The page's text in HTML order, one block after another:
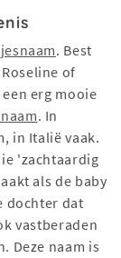
. Best
of
erg mooie
. In
in Italië vaak.
'zachtaardig
als de baby
dochter dat
vastberaden
Deze naam is